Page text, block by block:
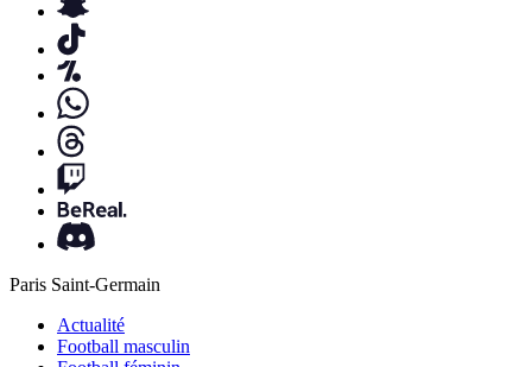
Paris Saint-Germain
Actualité
Football masculin